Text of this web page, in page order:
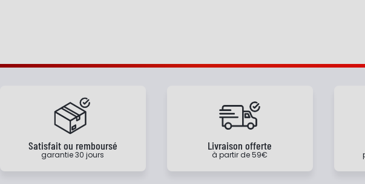
Satisfait ou remboursé
garantie 30 jours
Livraison offerte
à partir de 59€